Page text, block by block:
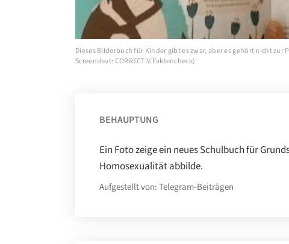
Dieses Bilderbuch für Kinder gibt es zwar, aber es gehört nicht
Screenshot: CORRECTIV.Faktencheck)
BEHAUPTUNG
Ein Foto zeige ein neues Schulbuch für
Homosexualität abbilde.
Aufgestellt von: Telegram-Beiträgen